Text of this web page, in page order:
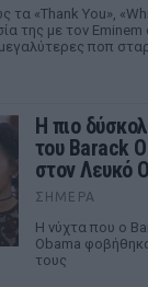
τα «Thank You»,
της με τον
μεγαλύτερες ποπ
Η πιο
του Barack
στον Λευκό
ΣΉΜΕΡΑ
Η νύχτα που ο
Obama
τους